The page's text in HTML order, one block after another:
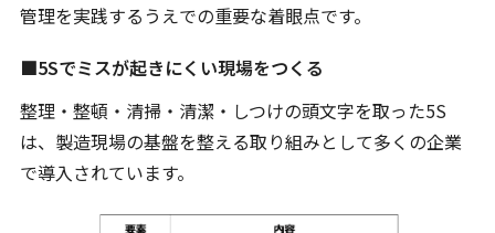
管理を実践するうえでの重要な着眼点です。
■5Sでミスが起きにくい現場をつくる
整理・整頓・清掃・清潔・しつけの頭文字を取った5S
は、製造現場の基盤を整える取り組みとして多くの企業
で導入されています。